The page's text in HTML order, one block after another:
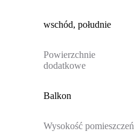
wschód, południe
Powierzchnie
dodatkowe
Balkon
Wysokość pomieszczeń